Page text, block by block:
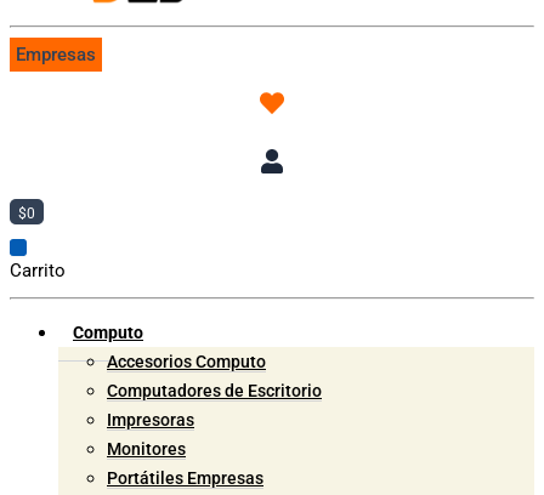
Empresas
$0
Carrito
Computo
Accesorios Computo
Computadores de Escritorio
Impresoras
Monitores
Portátiles Empresas